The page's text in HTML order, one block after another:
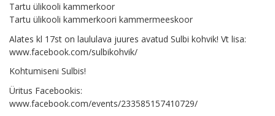
Tartu ülikooli kammerkoor
Tartu ülikooli kammerkoori kammermeeskoor
Alates kl 17st on laululava juures avatud Sulbi kohvik! Vt lisa:
www.facebook.com/sulbikohvik/
Kohtumiseni Sulbis!
Üritus Facebookis:
www.facebook.com/events/233585157410729/